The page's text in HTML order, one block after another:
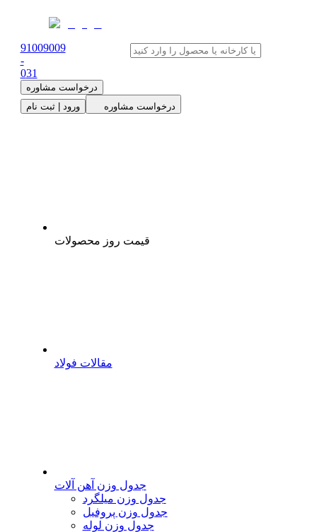
91009009
-
031
درخواست مشاوره
ورود | ثبت نام
درخواست مشاوره
قیمت روز محصولات
مقالات فولاد
جدول وزن آهن آلات
جدول وزن میلگرد
جدول وزن پروفیل
جدول وزن لوله